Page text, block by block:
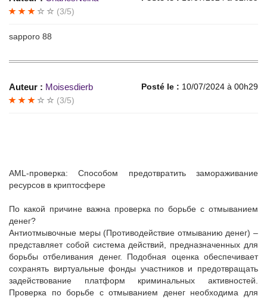
(3/5)
sapporo 88
Auteur : Moisesdierb Posté le : 10/07/2024 à 00h29
(3/5)
AML-проверка: Способом предотвратить замораживание
ресурсов в криптосфере
По какой причине важна проверка по борьбе с отмыванием
денег?
Антиотмывочные меры (Противодействие отмыванию денег) –
представляет собой система действий, предназначенных для
борьбы отбеливания денег. Подобная оценка обеспечивает
сохранять виртуальные фонды участников и предотвращать
задействование платформ криминальных активностей.
Проверка по борьбе с отмыванием денег необходима для